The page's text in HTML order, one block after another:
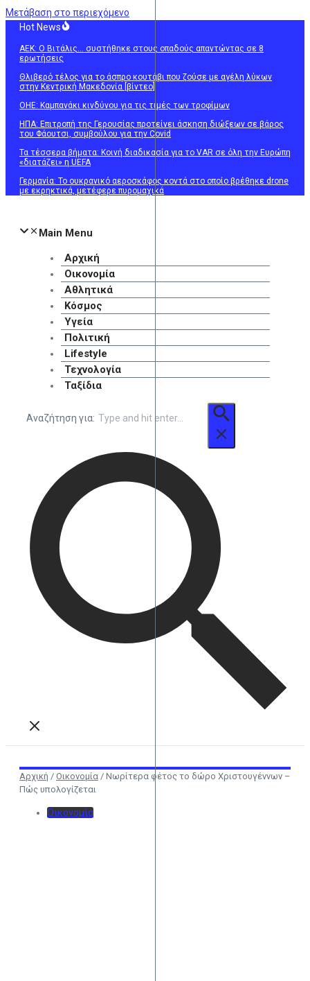
Μετάβαση στο περιεχόμενο
Hot News
ΑΕΚ: Ο Βιτάλις… συστήθηκε στους οπαδούς απαντώντας σε 8
ερωτήσεις
Θλιβερό τέλος για το άσπρο κουτάβι που ζούσε με αγέλη λύκων
στην Κεντρική Μακεδονία [βίντεο]
ΟΗΕ: Καμπανάκι κινδύνου για τις τιμές των τροφίμων
ΗΠΑ: Επιτροπή της Γερουσίας προτείνει άσκηση διώξεων σε βάρος
του Φάουτσι, συμβούλου για την Covid
Τα τέσσερα βήματα: Κοινή διαδικασία για το VAR σε όλη την Ευρώπη
«διατάζει» η UEFA
Γερμανία: Το ουκρανικό αεροσκάφος κοντά στο οποίο βρέθηκε drone
με εκρηκτικά, μετέφερε πυρομαχικά
Main Menu
Αρχική
Οικονομία
Αθλητικά
Κόσμος
Υγεία
Πολιτική
Lifestyle
Τεχνολογία
Ταξίδια
Αναζήτηση για:
Αρχική / Οικονομία / Νωρίτερα φέτος το δώρο Χριστουγέννων –
Πώς υπολογίζεται
Οικονομία